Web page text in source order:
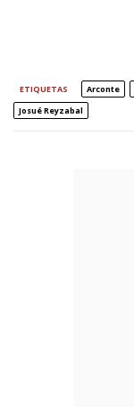
ETIQUETAS Arconte
Josué Reyzabal